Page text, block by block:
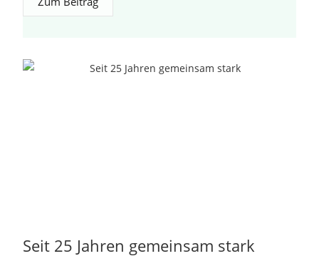
Seit 25 Jahren gemeinsam stark